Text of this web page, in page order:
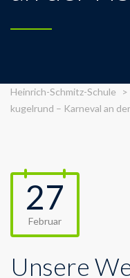
Heinrich-Schmitz-Schule >
kugelrund – Karneval an
27
Februar
Unsere